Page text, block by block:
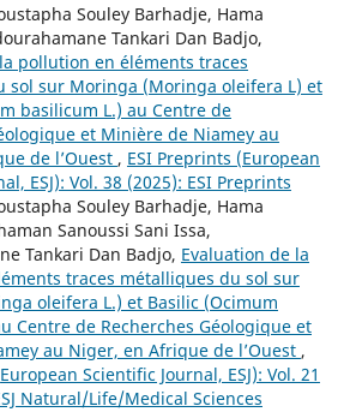
Souley Barhadje, Hama
Tankari Dan Badjo,
pollution en éléments traces
sol sur Moringa (Moringa oleifera L) et
basilicum L.) au Centre de
et Minière de Niamey au
de l’Ouest , ESI Preprints (European
ESJ): Vol. 38 (2025): ESI Preprints
Souley Barhadje, Hama
Sanoussi Sani Issa,
Tankari Dan Badjo, Evaluation de la
traces métalliques du sol sur
oleifera L.) et Basilic (Ocimum
Centre de Recherches Géologique et
au Niger, en Afrique de l’Ouest ,
Scientific Journal, ESJ): Vol. 21
Natural/Life/Medical Sciences